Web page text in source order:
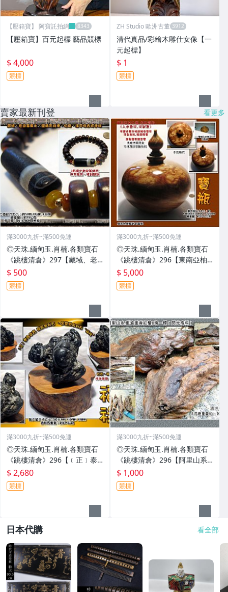
【壓箱寶】 阿寶託拍網
【壓箱寶】百元起標 藝品競標
$ 4,000
競標
ZH Studio 歐洲古董
清代真品/彩繪木雕仕女像【一
元起標】
$ 1
競標
賣家最新刊登 看更多
滿3000九折~滿500免運
◎天珠.緬甸玉.肖楠.各類寶石
《跳樓清倉》297【藏域、老
皮革風化、絕稀天珠棒、招
福、保平安吉祥手珠】
$ 500
競標
滿3000九折~滿500免運
◎天珠.緬甸玉.肖楠.各類寶石
《跳樓清倉》296【東南亞柚
木瘤.招財寶瓶﹝入水急沉.沉到
底﹞】
$ 5,000
競標
滿3000九折~滿500免運
◎天珠.緬甸玉.肖楠.各類寶石
《跳樓清倉》296【﹝正﹞泰
國國寶.龍宮舍利石 ﹝黑靈骨舍
利石〝福祿〞﹞】
$ 2,680
競標
滿3000九折~滿500免運
◎天珠.緬甸玉.肖楠.各類寶石
《跳樓清倉》296【阿里山系.
重油重香紅檜8塊一標﹝閃光瘤
料﹞】
$ 1,000
競標
日本代購 看全部